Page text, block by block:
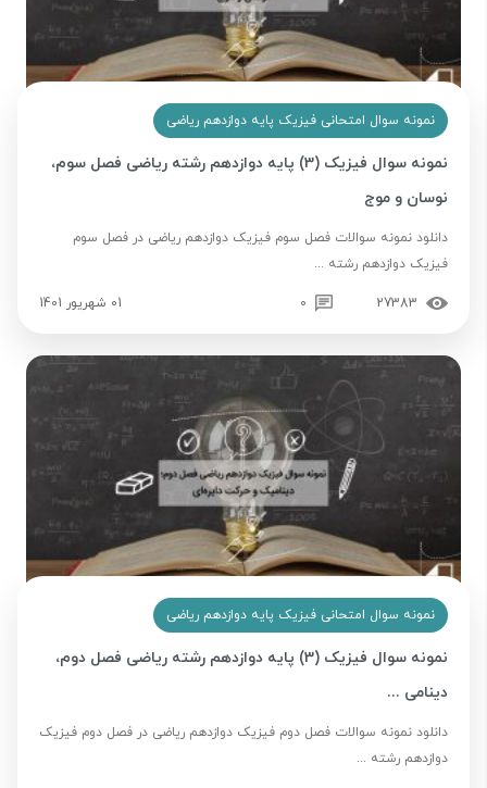
نمونه سوال امتحانی فیزیک پایه دوازدهم ریاضی
نمونه سوال فیزیک (3) پایه دوازدهم رشته ریاضی فصل سوم،
نوسان و موج
دانلود نمونه سوالات فصل سوم فیزیک دوازدهم ریاضی در فصل سوم
فیزیک دوازدهم رشته ...
27383
0 01 شهریور 1401
نمونه سوال امتحانی فیزیک پایه دوازدهم ریاضی
نمونه سوال فیزیک (3) پایه دوازدهم رشته ریاضی فصل دوم،
دینامی ...
دانلود نمونه سوالات فصل دوم فیزیک دوازدهم ریاضی در فصل دوم فیزیک
دوازدهم رشته ...